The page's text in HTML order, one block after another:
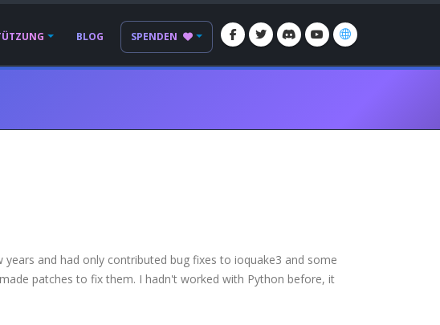
BLOG SPENDEN
and had only contributed bug fixes to ioquake3 and some
patches to fix them. I hadn't worked with Python before, it